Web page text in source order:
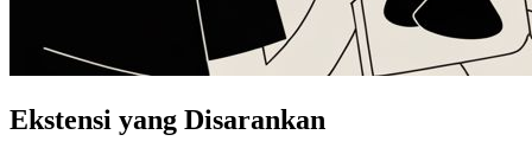
Ekstensi yang Disarankan